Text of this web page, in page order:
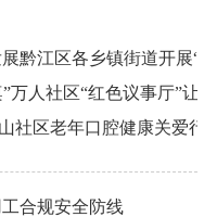
万人社区“红色议事厅”让“
社区老年口腔健康关爱行
合规安全防线